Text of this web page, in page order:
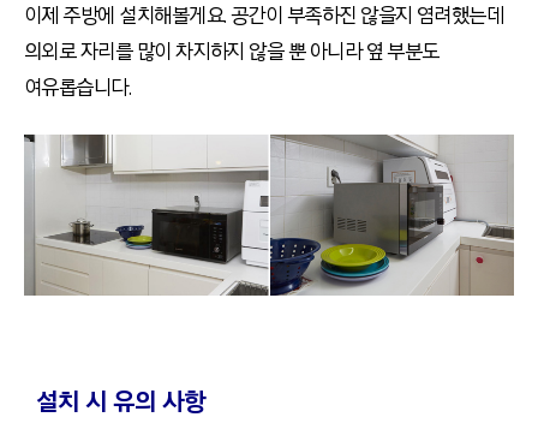
이제 주방에 설치해볼게요. 공간이 부족하진 않을지 염려했는데
의외로 자리를 많이 차지하지 않을 뿐 아니라 옆 부분도
여유롭습니다.
설치 시 유의 사항